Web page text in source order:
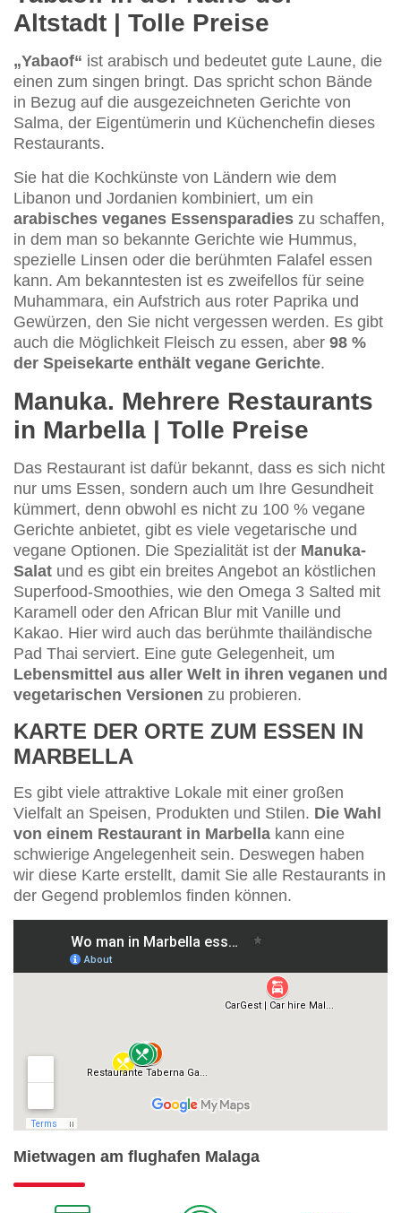
Altstadt | Tolle Preise
„Yabaof“ ist arabisch und bedeutet gute Laune, die
einen zum singen bringt. Das spricht schon Bände
in Bezug auf die ausgezeichneten Gerichte von
Salma, der Eigentümerin und Küchenchefin dieses
Restaurants.
Sie hat die Kochkünste von Ländern wie dem
Libanon und Jordanien kombiniert, um ein
arabisches veganes Essensparadies zu schaffen,
in dem man so bekannte Gerichte wie Hummus,
spezielle Linsen oder die berühmten Falafel essen
kann. Am bekanntesten ist es zweifellos für seine
Muhammara, ein Aufstrich aus roter Paprika und
Gewürzen, den Sie nicht vergessen werden. Es gibt
auch die Möglichkeit Fleisch zu essen, aber 98 %
der Speisekarte enthält vegane Gerichte.
Manuka. Mehrere Restaurants
in Marbella | Tolle Preise
Das Restaurant ist dafür bekannt, dass es sich nicht
nur ums Essen, sondern auch um Ihre Gesundheit
kümmert, denn obwohl es nicht zu 100 % vegane
Gerichte anbietet, gibt es viele vegetarische und
vegane Optionen. Die Spezialität ist der Manuka-
Salat und es gibt ein breites Angebot an köstlichen
Superfood-Smoothies, wie den Omega 3 Salted mit
Karamell oder den African Blur mit Vanille und
Kakao. Hier wird auch das berühmte thailändische
Pad Thai serviert. Eine gute Gelegenheit, um
Lebensmittel aus aller Welt in ihren veganen und
vegetarischen Versionen zu probieren.
KARTE DER ORTE ZUM ESSEN IN
MARBELLA
Es gibt viele attraktive Lokale mit einer großen
Vielfalt an Speisen, Produkten und Stilen. Die Wahl
von einem Restaurant in Marbella kann eine
schwierige Angelegenheit sein. Deswegen haben
wir diese Karte erstellt, damit Sie alle Restaurants in
der Gegend problemlos finden können.
Mietwagen am flughafen Malaga